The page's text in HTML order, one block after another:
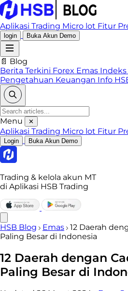
Aplikasi Trading Micro lot Fitur
login Buka Akun Demo
📄 Blog
Berita Terkini Forex Emas Indeks
Pengetahuan Keuangan Info
Menu ✕
Aplikasi Trading Micro lot Fitur
Login Buka Akun Demo
Trading & kelola akun MT
di Aplikasi HSB Trading
HSB Blog Emas
12 Daerah
Paling Besar di Indonesia
12 Daerah dengan
Paling Besar di